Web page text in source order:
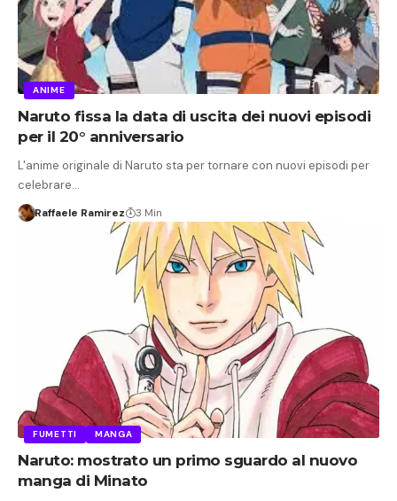
ANIME
Naruto fissa la data di uscita dei nuovi episodi
per il 20° anniversario
L'anime originale di Naruto sta per tornare con nuovi episodi per
celebrare…
Raffaele Ramirez 3 Min
FUMETTI MANGA
Naruto: mostrato un primo sguardo al nuovo
manga di Minato